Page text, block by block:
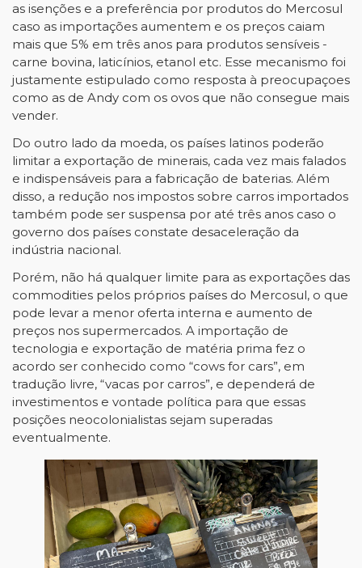
as isenções e a preferência por produtos do Mercosul
caso as importações aumentem e os preços caiam
mais que 5% em três anos para produtos sensíveis -
carne bovina, laticínios, etanol etc. Esse mecanismo foi
justamente estipulado como resposta à preocupaçoes
como as de Andy com os ovos que não consegue mais
vender.
Do outro lado da moeda, os países latinos poderão
limitar a exportação de minerais, cada vez mais falados
e indispensáveis para a fabricação de baterias. Além
disso, a redução nos impostos sobre carros importados
também pode ser suspensa por até três anos caso o
governo dos países constate desaceleração da
indústria nacional.
Porém, não há qualquer limite para as exportações das
commodities pelos próprios países do Mercosul, o que
pode levar a menor oferta interna e aumento de
preços nos supermercados. A importação de
tecnologia e exportação de matéria prima fez o
acordo ser conhecido como “cows for cars”, em
tradução livre, “vacas por carros”, e dependerá de
investimentos e vontade política para que essas
posições neocolonialistas sejam superadas
eventualmente.